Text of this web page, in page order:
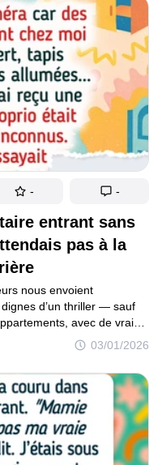
vie réelle peut parfois être
ce que l'on voit à l'écran.
entrant sans
pas à la
03/01/2026
nous envoient
d’un thriller — sauf
avec de vrais
que les locataires ont des
quelqu’un qui
dans son
de bien plus important
- -